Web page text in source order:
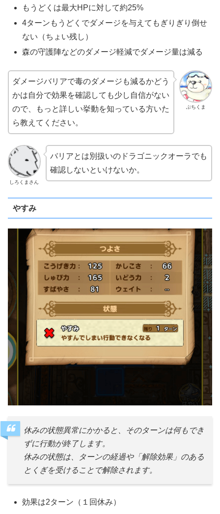
もうどくは最大HPに対して約25%
4ターンもうどくでダメージを与えてもぎりぎり倒せ
ない（ちょい残し）
森の守護陣などのダメージ軽減でダメージ量は減る
ぶちくま
ダメージバリアで毒のダメージも減るかどう
かは自分で効果を確認しても少し自信がない
ので、もっと詳しい挙動を知っている方いた
ら教えてください。
しろくまさん
バリアとは別扱いのドラゴニックオーラでも
確認しないといけないか。
やすみ
休みの状態異常にかかると、そのターンは何もでき
ずに行動が終了します。
休みの状態は、ターンの経過や「解除効果」のある
とくぎを受けることで解除されます。
効果は2ターン（１回休み）